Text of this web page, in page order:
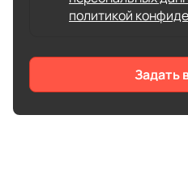
политикой
Задать